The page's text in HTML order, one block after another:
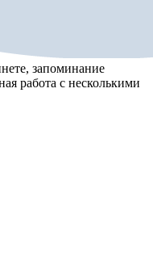
запоминание
работа с несколькими